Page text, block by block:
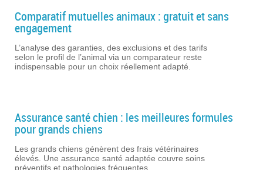
Comparatif mutuelles animaux : gratuit et sans
engagement
L’analyse des garanties, des exclusions et des tarifs
selon le profil de l’animal via un comparateur reste
indispensable pour un choix réellement adapté.
Assurance santé chien : les meilleures formules
pour grands chiens
Les grands chiens génèrent des frais vétérinaires
élevés. Une assurance santé adaptée couvre soins
préventifs et pathologies fréquentes.